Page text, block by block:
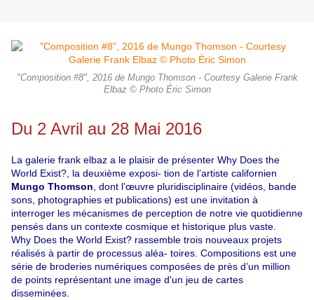
"Composition #8", 2016 de Mungo Thomson - Courtesy Galerie Frank
Elbaz © Photo Éric Simon
Du 2 Avril au 28 Mai 2016
La galerie frank elbaz a le plaisir de présenter Why Does the
World Exist?, la deuxième exposi- tion de l’artiste californien
Mungo Thomson , dont l’œuvre pluridisciplinaire (vidéos, bande
sons, photographies et publications) est une invitation à
interroger les mécanismes de perception de notre vie quotidienne
pensés dans un contexte cosmique et historique plus vaste.
Why Does the World Exist? rassemble trois nouveaux projets
réalisés à partir de processus aléa- toires. Compositions est une
série de broderies numériques composées de près d’un million
de points représentant une image d'un jeu de cartes
disseminées.